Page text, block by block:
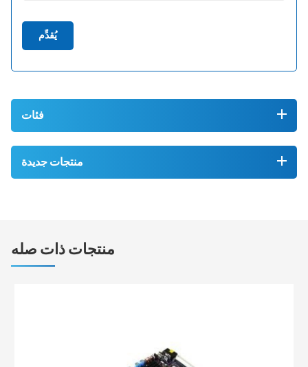
يُقدِّم
فئات
منتجات جديدة
منتجات ذات صله